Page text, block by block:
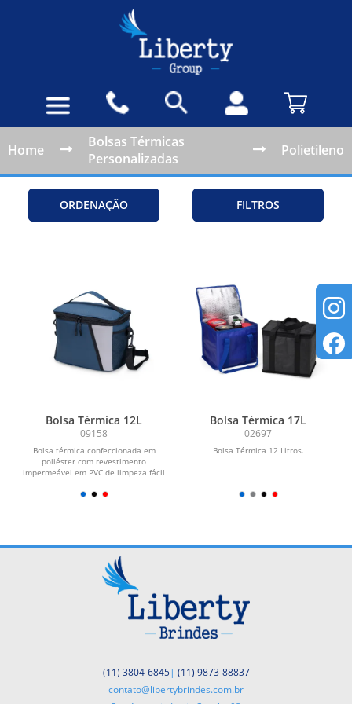
Home
Bolsas Térmicas
Personalizadas
Polietileno
ORDENAÇÃO FILTROS
Bolsa Térmica 12L
09158
Bolsa térmica confeccionada em
poliéster com revestimento
impermeável em PVC de limpeza fácil
Bolsa Térmica 17L
02697
Bolsa Térmica 12 Litros.
(11) 3804-6845| (11) 9873-88837
contato@libertybrindes.com.br